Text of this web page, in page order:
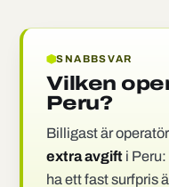
SNABBSVAR
Vilken
Peru?
Billigast är
extra avgift i Peru:
ha ett fast surfpris